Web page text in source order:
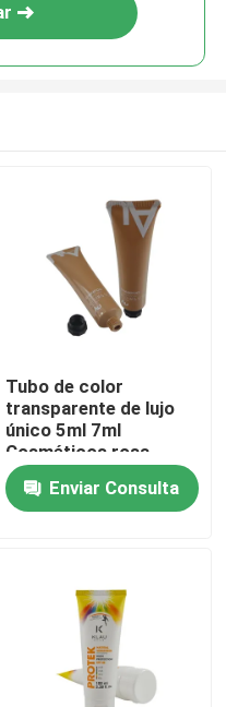
Tubo de color
transparente de lujo
único 5ml 7ml
Cosméticos rosa
manguera de lápiz
labial tubo PE con
logotipo
Enviar Consulta